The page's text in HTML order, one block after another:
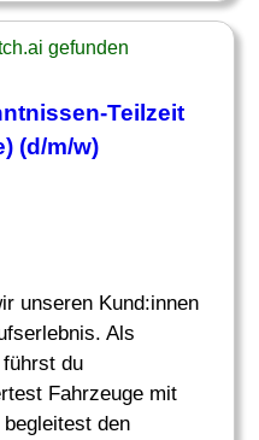
gefunden
Teilzeit
(d/m/w)
unseren Kund:innen
Als
du
Fahrzeuge mit
den